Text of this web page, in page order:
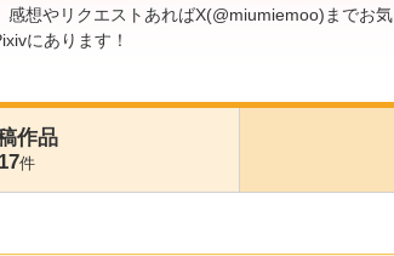
感想やリクエストあればX(@miumiemoo)までお気
にあります！
作品
17件